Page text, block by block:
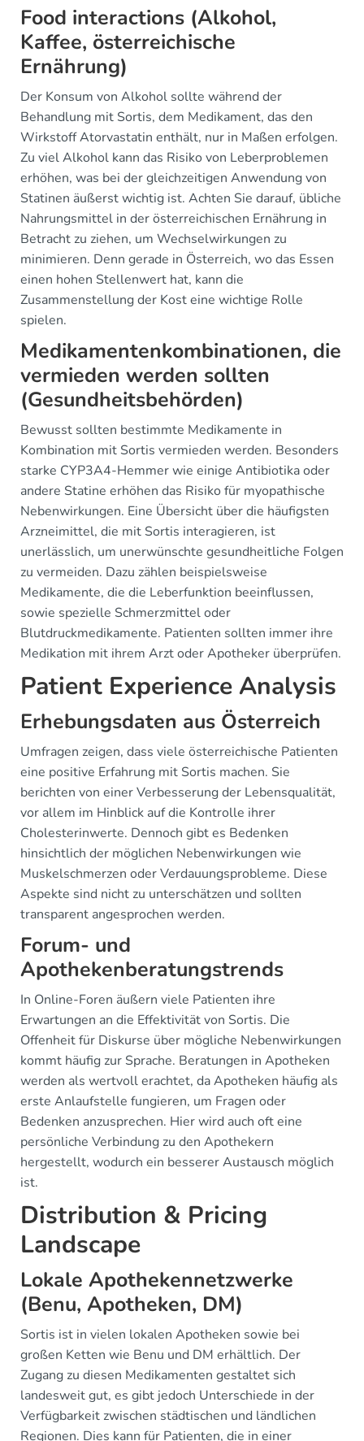
Food interactions (Alkohol,
Kaffee, österreichische
Ernährung)
Der Konsum von Alkohol sollte während der
Behandlung mit Sortis, dem Medikament, das den
Wirkstoff Atorvastatin enthält, nur in Maßen erfolgen.
Zu viel Alkohol kann das Risiko von Leberproblemen
erhöhen, was bei der gleichzeitigen Anwendung von
Statinen äußerst wichtig ist. Achten Sie darauf, übliche
Nahrungsmittel in der österreichischen Ernährung in
Betracht zu ziehen, um Wechselwirkungen zu
minimieren. Denn gerade in Österreich, wo das Essen
einen hohen Stellenwert hat, kann die
Zusammenstellung der Kost eine wichtige Rolle
spielen.
Medikamentenkombinationen, die
vermieden werden sollten
(Gesundheitsbehörden)
Bewusst sollten bestimmte Medikamente in
Kombination mit Sortis vermieden werden. Besonders
starke CYP3A4-Hemmer wie einige Antibiotika oder
andere Statine erhöhen das Risiko für myopathische
Nebenwirkungen. Eine Übersicht über die häufigsten
Arzneimittel, die mit Sortis interagieren, ist
unerlässlich, um unerwünschte gesundheitliche Folgen
zu vermeiden. Dazu zählen beispielsweise
Medikamente, die die Leberfunktion beeinflussen,
sowie spezielle Schmerzmittel oder
Blutdruckmedikamente. Patienten sollten immer ihre
Medikation mit ihrem Arzt oder Apotheker überprüfen.
Patient Experience Analysis
Erhebungsdaten aus Österreich
Umfragen zeigen, dass viele österreichische Patienten
eine positive Erfahrung mit Sortis machen. Sie
berichten von einer Verbesserung der Lebensqualität,
vor allem im Hinblick auf die Kontrolle ihrer
Cholesterinwerte. Dennoch gibt es Bedenken
hinsichtlich der möglichen Nebenwirkungen wie
Muskelschmerzen oder Verdauungsprobleme. Diese
Aspekte sind nicht zu unterschätzen und sollten
transparent angesprochen werden.
Forum- und
Apothekenberatungstrends
In Online-Foren äußern viele Patienten ihre
Erwartungen an die Effektivität von Sortis. Die
Offenheit für Diskurse über mögliche Nebenwirkungen
kommt häufig zur Sprache. Beratungen in Apotheken
werden als wertvoll erachtet, da Apotheken häufig als
erste Anlaufstelle fungieren, um Fragen oder
Bedenken anzusprechen. Hier wird auch oft eine
persönliche Verbindung zu den Apothekern
hergestellt, wodurch ein besserer Austausch möglich
ist.
Distribution & Pricing
Landscape
Lokale Apothekennetzwerke
(Benu, Apotheken, DM)
Sortis ist in vielen lokalen Apotheken sowie bei
großen Ketten wie Benu und DM erhältlich. Der
Zugang zu diesen Medikamenten gestaltet sich
landesweit gut, es gibt jedoch Unterschiede in der
Verfügbarkeit zwischen städtischen und ländlichen
Regionen. Dies kann für Patienten, die in einer